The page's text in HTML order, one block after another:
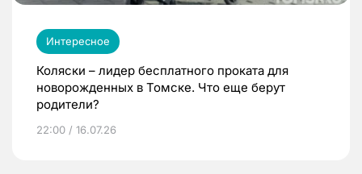
Интересное
Коляски – лидер бесплатного проката для
новорожденных в Томске. Что еще берут
родители?
22:00 / 16.07.26